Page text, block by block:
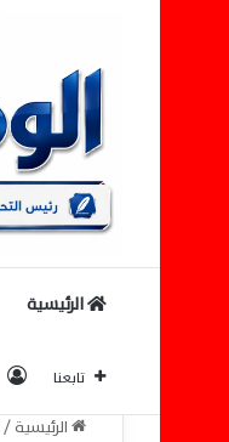
الرئيسية
تابعنا
الرئيسية/